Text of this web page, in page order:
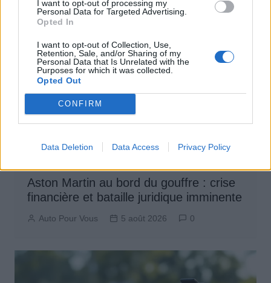
I want to opt-out of processing my
Personal Data for Targeted Advertising.
Opted In
I want to opt-out of Collection, Use,
Retention, Sale, and/or Sharing of my
Personal Data that Is Unrelated with the
Purposes for which it was collected.
Opted Out
CONFIRM
Data Deletion Data Access Privacy Policy
Aston Martin au bord du gouffre : crise
financière et bataille juridique imminente
Auto Pour Vous 5 août 2026 0